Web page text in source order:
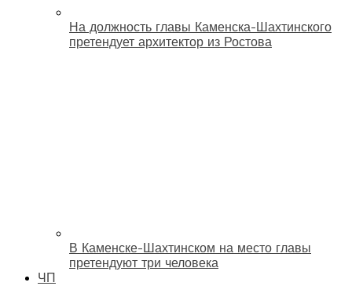
На должность главы Каменска-Шахтинского
претендует архитектор из Ростова
В Каменске-Шахтинском на место главы
претендуют три человека
ЧП